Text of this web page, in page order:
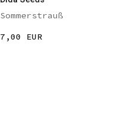
Sommerstrauß
7,00 EUR